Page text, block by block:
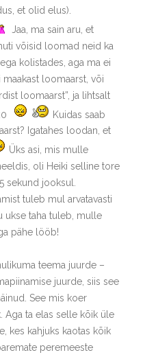
et olid elus).
Jaa, ma sain aru, et
võisid loomad neid ka
kolistades, aga ma ei
loomaarst, või
loomaarst”, ja lihtsalt
Kuidas saab
Igatahes loodan, et
Üks asi, mis mulle
oli Heiki selline tore
sekund jooksul.
tuleb mul arvatavasti
ukse taha tuleb, mulle
pähe lööb!
teema juurde –
juurde, siis see
See mis koer
Aga ta elas selle kõik üle
kes kahjuks kaotas kõik
peremeeste